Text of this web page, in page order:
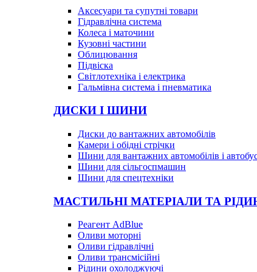
Аксесуари та супутні товари
Гідравлічна система
Колеса і маточини
Кузовні частини
Облицювання
Підвіска
Світлотехніка і електрика
Гальмівна система і пневматика
ДИСКИ І ШИНИ
Диски до вантажних автомобілів
Камери і обідні стрічки
Шини для вантажних автомобілів і
Шини для сільгоспмашин
Шини для спецтехніки
МАСТИЛЬНІ МАТЕРІАЛИ ТА
Реагент AdBlue
Оливи моторні
Оливи гідравлічні
Оливи трансмісійні
Рідини охолоджуючі